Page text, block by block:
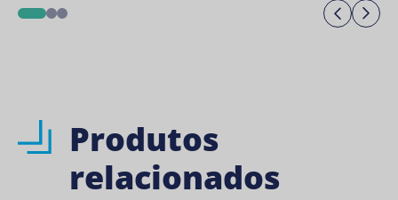
12
Produtos
relacionados